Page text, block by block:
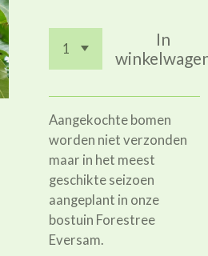
In
Aangekochte bomen
worden niet verzonden
maar in het meest
geschikte seizoen
aangeplant in onze
bostuin Forestree
Eversam.